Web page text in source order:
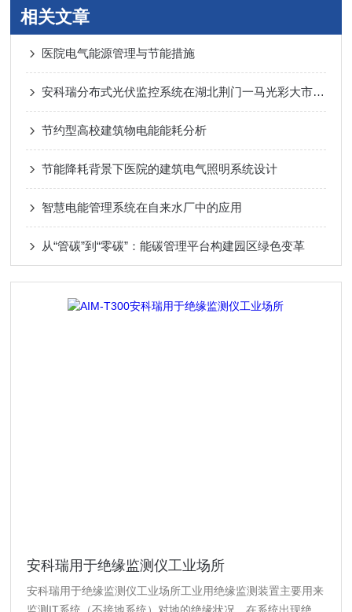
相关文章
医院电气能源管理与节能措施
安科瑞分布式光伏监控系统在湖北荆门一马光彩大市场屋顶光伏发电项目中应用
节约型高校建筑物电能能耗分析
节能降耗背景下医院的建筑电气照明系统设计
智慧电能管理系统在自来水厂中的应用
从“管碳”到“零碳”：能碳管理平台构建园区绿色变革
安科瑞用于绝缘监测仪工业场所
安科瑞用于绝缘监测仪工业场所工业用绝缘监测装置主要用来